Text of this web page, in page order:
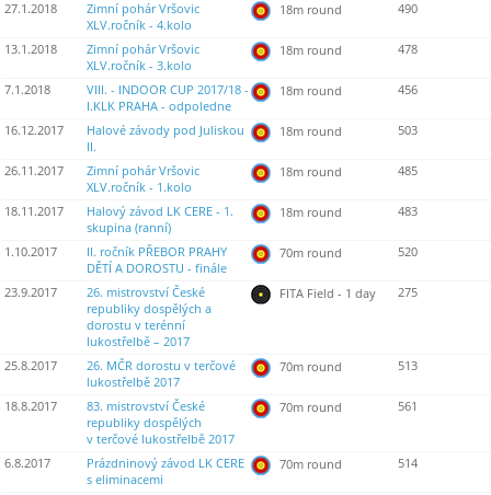
27.1.2018
Zimní pohár Vršovic
XLV.ročník - 4.kolo
18m round 490
13.1.2018
Zimní pohár Vršovic
XLV.ročník - 3.kolo
18m round 478
7.1.2018
VIII. - INDOOR CUP 2017/18 -
I.KLK PRAHA - odpoledne
18m round 456
16.12.2017
Halové závody pod Juliskou
II.
18m round 503
26.11.2017
Zimní pohár Vršovic
XLV.ročník - 1.kolo
18m round 485
18.11.2017
Halový závod LK CERE - 1.
skupina (ranní)
18m round 483
1.10.2017
II. ročník PŘEBOR PRAHY
DĚTÍ A DOROSTU - finále
70m round 520
23.9.2017
26. mistrovství České
republiky dospělých a
dorostu v terénní
lukostřelbě – 2017
FITA Field - 1 day 275
25.8.2017
26. MČR dorostu v terčové
lukostřelbě 2017
70m round 513
18.8.2017
83. mistrovství České
republiky dospělých
v terčové lukostřelbě 2017
70m round 561
6.8.2017
Prázdninový závod LK CERE
s eliminacemi
70m round 514